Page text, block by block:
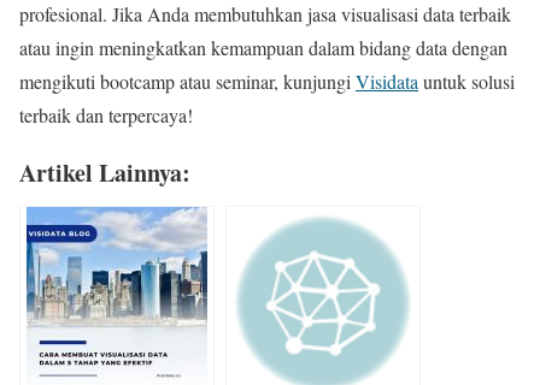
profesional. Jika Anda membutuhkan jasa visualisasi data terbaik
atau ingin meningkatkan kemampuan dalam bidang data dengan
mengikuti bootcamp atau seminar, kunjungi Visidata untuk solusi
terbaik dan terpercaya!
Artikel Lainnya: